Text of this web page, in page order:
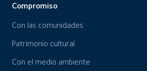
Compromiso
Con las comunidades
Patrimonio cultural
Con el medio ambiente